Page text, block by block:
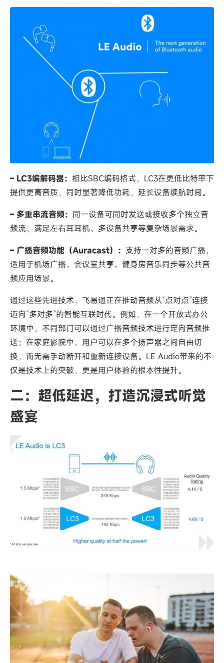
– LC3编解码器： 相比SBC编码格式，LC3在更低比特率下
提供更高音质，同时显著降低功耗，延长设备续航时间。
– 多重串流音频： 同一设备可同时发送或接收多个独立音
频流，满足左右耳耳机、多设备共享等复杂场景需求。
– 广播音频功能（Auracast）： 支持一对多的音频广播，
适用于机场广播、会议室共享、健身房音乐同步等公共音
频应用场景。
通过这些先进技术，飞易通正在推动音频从“点对点”连接
迈向“多对多”的智能互联时代。例如，在一个开放式办公
环境中，不同部门可以通过广播音频技术进行定向音频推
送；在家庭影院中，用户可以在多个扬声器之间自由切
换，而无需手动断开和重新连接设备。LE Audio带来的不
仅是技术上的突破，更是用户体验的根本性提升。
二：超低延迟，打造沉浸式听觉
盛宴